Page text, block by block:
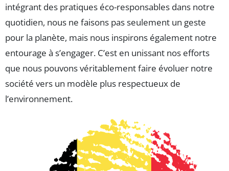
intégrant des pratiques éco-responsables dans notre
quotidien, nous ne faisons pas seulement un geste
pour la planète, mais nous inspirons également notre
entourage à s’engager. C’est en unissant nos efforts
que nous pouvons véritablement faire évoluer notre
société vers un modèle plus respectueux de
l’environnement.